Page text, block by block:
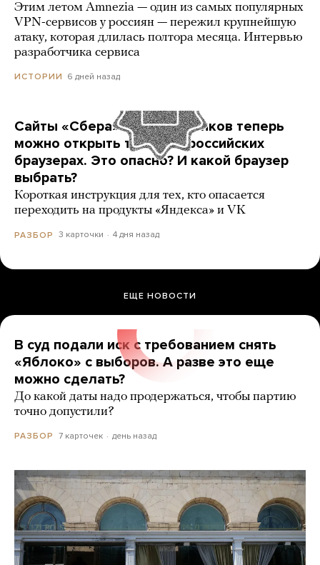
Этим летом Amnezia — один из самых популярных
VPN-сервисов у россиян — пережил крупнейшую
атаку, которая длилась полтора месяца. Интервью
разработчика сервиса
ИСТОРИИ 6 дней назад
Сайты «Сбера» и других банков теперь
можно открыть только в российских
браузерах. Это опасно? И какой браузер
выбрать?
Короткая инструкция для тех, кто опасается
переходить на продукты «Яндекса» и VK
РАЗБОР 3 карточки 4 дня назад
ЕЩЕ НОВОСТИ
В суд подали иск с требованием снять
«Яблоко» с выборов. А разве это еще
можно сделать?
До какой даты надо продержаться, чтобы партию
точно допустили?
РАЗБОР 7 карточек день назад